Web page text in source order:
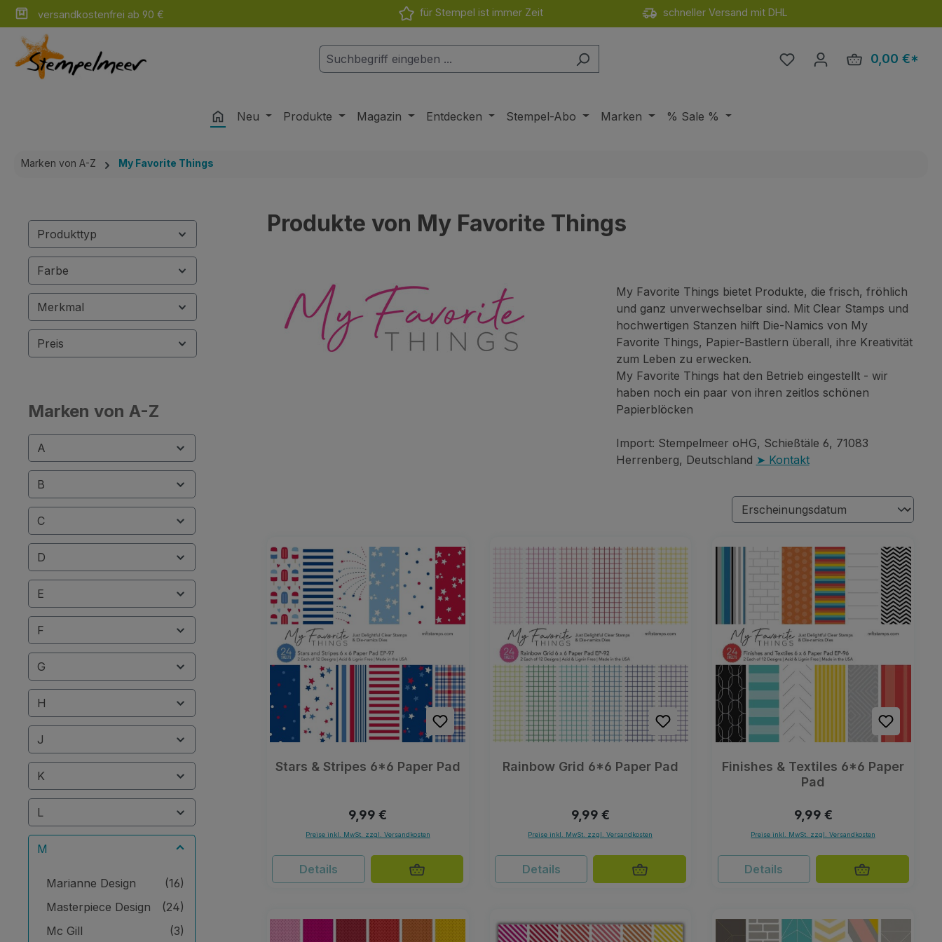
Hauptinhalt springen
Zur Suche springen
Zur Hauptnavigation springen
versandkostenfrei ab 90 € für Stempel ist immer Zeit schneller Versand mit DHL
Du hast 0 Produkte auf
0,00 €*
Neu Produkte Magazin Entdecken Stempel-Abo Marken % Sale %
Marken von A-Z My Favorite Things
Produkttyp
Farbe
Merkmal
Preis
Marken von A-Z
A
B
C
D
E
F
G
H
J
K
L
M
(16)
Marianne Design
(24)
Masterpiece Design
(3)
Mc Gill
Produkte von My Favorite Things
My Favorite Things bietet Produkte, die frisch, fröhlich
und ganz unverwechselbar sind. Mit Clear Stamps und
hochwertigen Stanzen hilft Die-Namics von My
Favorite Things, Papier-Bastlern überall, ihre Kreativität
zum Leben zu erwecken.
My Favorite Things hat den Betrieb eingestellt - wir
haben noch ein paar von ihren zeitlos schönen
Papierblöcken
Import: Stempelmeer oHG, Schießtäle 6, 71083
Herrenberg, Deutschland ➤ Kontakt
Stars & Stripes 6*6 Paper Pad
Regulärer Preis:
9,99 €
Preise inkl. MwSt. zzgl. Versandkosten
Details
Rainbow Grid 6*6 Paper Pad
Regulärer Preis:
9,99 €
Preise inkl. MwSt. zzgl. Versandkosten
Details
Finishes & Textiles 6*6 Paper
Pad
Regulärer Preis:
9,99 €
Preise inkl. MwSt. zzgl. Versandkosten
Details